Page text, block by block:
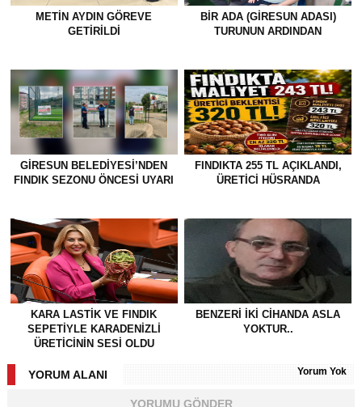
METİN AYDIN GÖREVE
GETİRİLDİ
BİR ADA (GİRESUN ADASI)
TURUNUN ARDINDAN
GİRESUN BELEDİYESİ’NDEN
FINDIK SEZONU ÖNCESİ UYARI
FINDIKTA 255 TL AÇIKLANDI,
ÜRETİCİ HÜSRANDA
KARA LASTİK VE FINDIK
SEPETİYLE KARADENİZLİ
ÜRETİCİNİN SESİ OLDU
BENZERI IKI CIHANDA ASLA
YOKTUR..
YORUM ALANI Yorum Yok
YORUMU GÖNDER